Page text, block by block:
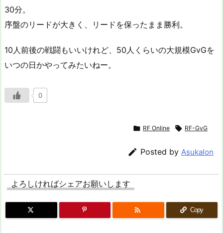
30分。
序盤のリードが大きく、リードを保ったまま勝利。
10人前後の戦闘もいいけれど、50人くらいの大規模GvGを
いつの日かやってみたいねー。
0
 RF Online  RF-GvG
 Posted by Asukalon
よろしければシェアお願いします
 Copy